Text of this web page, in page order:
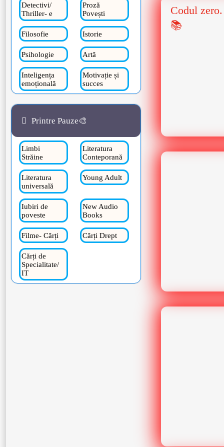
Codul
📚
Detectivi/
Thriller- e
Proză
Povești
Filosofie Istorie
Psihologie Artă
Inteligența
emoțională
Motivație și
succes
Printre Pauze🎨
Limbi
Străine
Literatura
Conteporană
Literatura
universală
Young Adult
Iubiri de
poveste
New Audio
Books
Filme- Cărți Cărți Drept
Cărți de
Specialitate/
IT